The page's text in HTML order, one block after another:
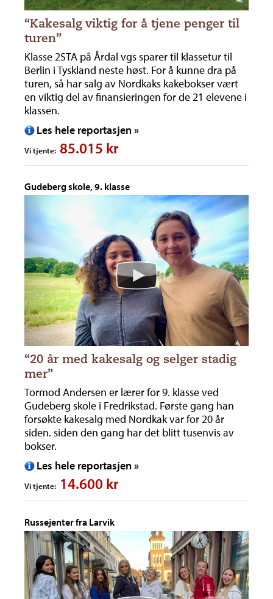
“Kakesalg viktig for å tjene penger til
turen”
Klasse 2STA på Årdal vgs sparer til klassetur til
Berlin i Tyskland neste høst. For å kunne dra på
turen, så har salg av Nordkaks kakebokser vært
en viktig del av finansieringen for de 21 elevene i
klassen.
Les hele reportasjen »
Vi tjente: 85.015 kr
Gudeberg skole, 9. klasse
“20 år med kakesalg og selger stadig
mer”
Tormod Andersen er lærer for 9. klasse ved
Gudeberg skole i Fredrikstad. Første gang han
forsøkte kakesalg med Nordkak var for 20 år
siden. siden den gang har det blitt tusenvis av
bokser.
Les hele reportasjen »
Vi tjente: 14.600 kr
Russejenter fra Larvik